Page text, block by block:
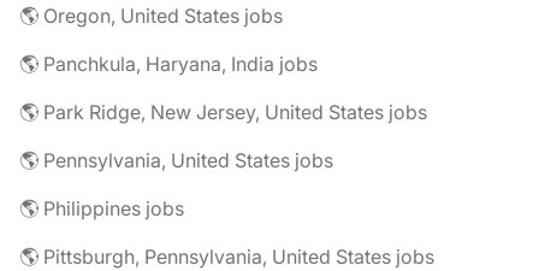
🌎 Oregon, United States jobs
🌎 Panchkula, Haryana, India jobs
🌎 Park Ridge, New Jersey, United States jobs
🌎 Pennsylvania, United States jobs
🌎 Philippines jobs
🌎 Pittsburgh, Pennsylvania, United States jobs